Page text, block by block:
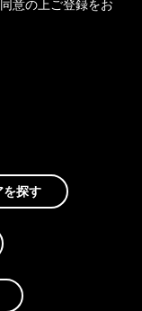
意の上ご登録をお
を探す